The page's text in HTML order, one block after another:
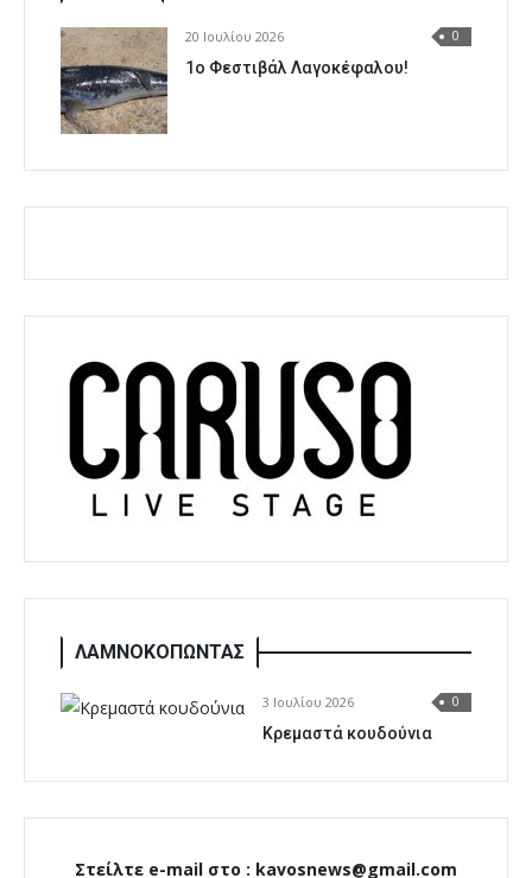
20 Ιουλίου 2026 0
1o Φεστιβάλ Λαγοκέφαλου!
ΛΑΜΝΟΚΟΠΩΝΤΑΣ
3 Ιουλίου 2026 0
Κρεμαστά κουδούνια
Στείλτε e-mail στο : kavosnews@gmail.com